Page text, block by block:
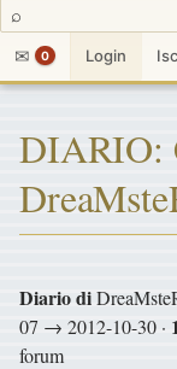
⌕
✉
0 Login
DIARIO:
Diario di
07 → 2012-10-30 ·
forum